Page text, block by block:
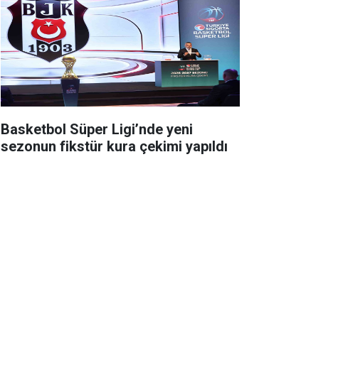
Basketbol Süper Ligi’nde yeni
sezonun fikstür kura çekimi yapıldı